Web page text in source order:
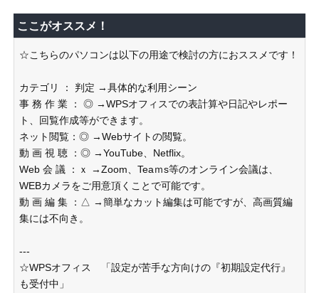
ここがオススメ！
☆こちらのパソコンは以下の用途で検討の方におススメです！
カテゴリ ： 判定 →具体的な利用シーン
事 務 作 業 ： ◎ →WPSオフィスでの表計算や日記やレポー
ト、回覧作成等ができます。
ネット閲覧：◎ →Webサイトの閲覧。
動 画 視 聴 ：◎ →YouTube、Netflix。
Web 会 議 ：ｘ →Zoom、Teaｍs等のオンライン会議は、
WEBカメラをご用意頂くことで可能です。
動 画 編 集 ：△ →簡単なカット編集は可能ですが、高画質編
集には不向き。
---
☆WPSオフィス 「設定が苦手な方向けの『初期設定代行』
も受付中」